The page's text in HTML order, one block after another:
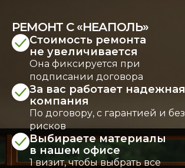
РЕМОНТ С «НЕАПОЛЬ»
Стоимость ремонта
не увеличивается
Она фиксируется при
подписании договора
За вас работает надежная
компания
По договору, с гарантией и без
рисков
Выбираете материалы
в нашем офисе
1 визит, чтобы выбрать все